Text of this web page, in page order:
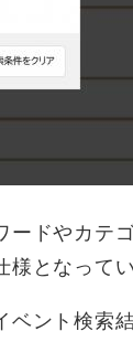
ドやカテ
となってい
ント検索